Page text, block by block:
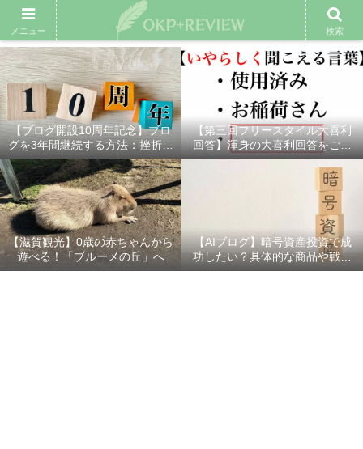
雑記ブログ プロフィール 余興動画 ベスト大喜利 スポ
【ブログ開設10周年記念】ブロ
グを3年間継続する方法：挫折し
ないための7つの秘訣
【第三回フリースタイル大喜利
回答】渾身の大喜利回答をご紹
介！
【滋賀観光】0歳の赤ちゃんから
遊べる！「ブルーメの丘」へ
【AIブログ】暗号資産投資で成
功したい？具体的な商品や戦略
を分かりやすく解説！
メニュー 検索